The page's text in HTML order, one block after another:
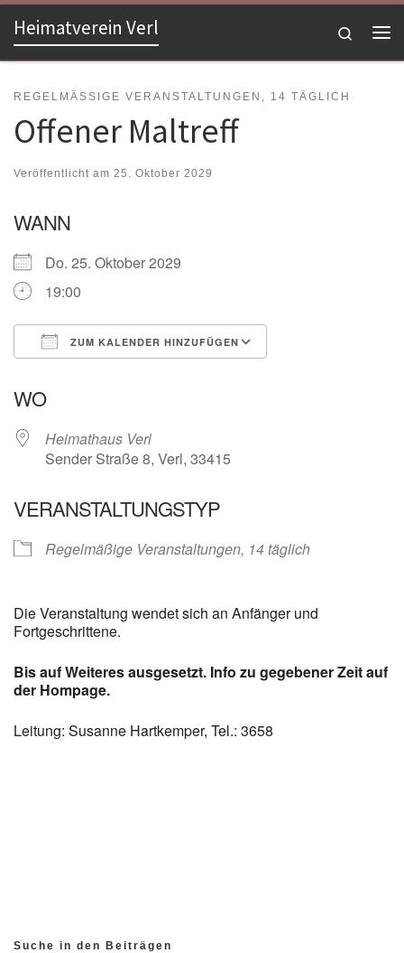
Zum Inhalt springen
Heimatverein Verl
Search
REGELMÄSSIGE VERANSTALTUNGEN, 14 TÄGLICH
Offener Maltreff
Veröffentlicht am 25. Oktober 2029
WANN
Do. 25. Oktober 2029
19:00
ZUM KALENDER HINZUFÜGEN
WO
Heimathaus Verl
Sender Straße 8, Verl, 33415
VERANSTALTUNGSTYP
Regelmäßige Veranstaltungen, 14 täglich
Die Veranstaltung wendet sich an Anfänger und
Fortgeschrittene.
Bis auf Weiteres ausgesetzt. Info zu gegebener Zeit auf
der Hompage.
Leitung: Susanne Hartkemper, Tel.: 3658
Suche in den Beiträgen